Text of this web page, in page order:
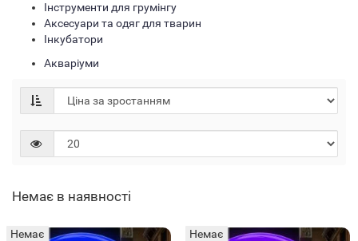
Інструменти для грумінгу
Аксесуари та одяг для тварин
Інкубатори
Акваріуми
Немає в наявності
Немає Немає